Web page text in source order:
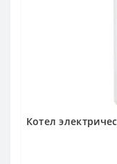
Котел